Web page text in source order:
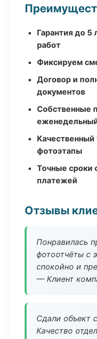
Гарантия до 5
работ
Фиксируем
Договор и
документов
Собственные
фотоэтапы
Точные сроки
платежей
Отзывы
Понравилась
фотоотчёты с
спокойно и
— Клиент
Сдали объект
Качество